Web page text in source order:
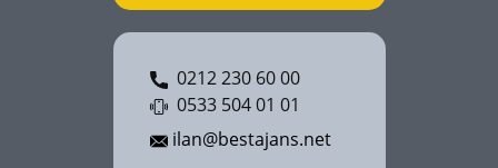
0212 230 60 00
0533 504 01 01
ilan@bestajans.net